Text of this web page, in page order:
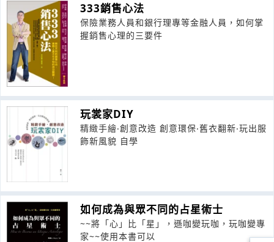
333銷售心法
保險業務人員和銀行理專等金融人員，如何掌
握銷售心理的三要件
玩裳家DIY
精緻手繪‧創意改造 創意環保‧舊衣翻新‧玩出服
飾新風貌 自學
如何成為與眾不同的占星術士
~~將「心」比「星」，遜咖變玩咖，玩咖變專
家~~使用本書可以